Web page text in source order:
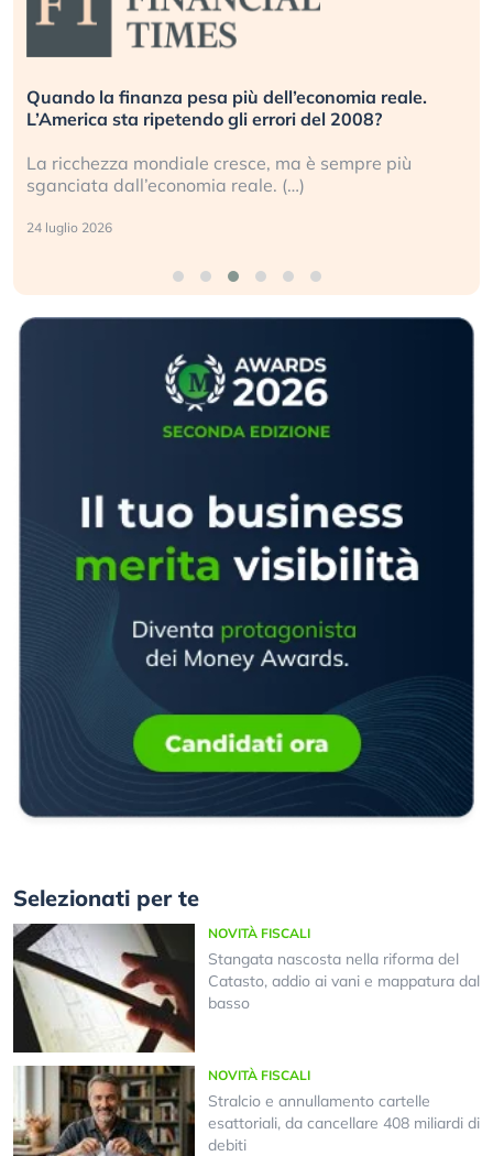
Quando la finanza pesa più dell’economia reale.
L’America sta ripetendo gli errori del 2008?
La ricchezza mondiale cresce, ma è sempre più
sganciata dall’economia reale. (…)
24 luglio 2026
Selezionati per te
NOVITÀ FISCALI
Stangata nascosta nella riforma del
Catasto, addio ai vani e mappatura dal
basso
NOVITÀ FISCALI
Stralcio e annullamento cartelle
esattoriali, da cancellare 408 miliardi di
debiti